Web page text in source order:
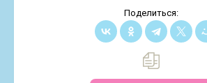
Поделиться: